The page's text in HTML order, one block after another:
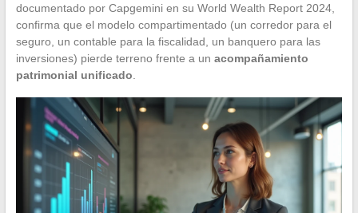
documentado por Capgemini en su World Wealth Report 2024,
confirma que el modelo compartimentado (un corredor para el
seguro, un contable para la fiscalidad, un banquero para las
inversiones) pierde terreno frente a un acompañamiento
patrimonial unificado